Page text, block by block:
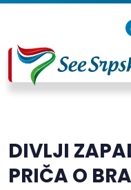
DIVLJI
PRIČA O